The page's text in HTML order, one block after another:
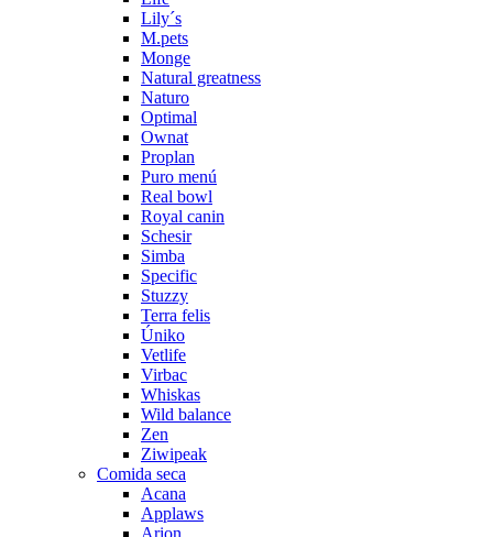
Lily´s
M.pets
Monge
Natural greatness
Naturo
Optimal
Ownat
Proplan
Puro menú
Real bowl
Royal canin
Schesir
Simba
Specific
Stuzzy
Terra felis
Úniko
Vetlife
Virbac
Whiskas
Wild balance
Zen
Ziwipeak
Comida seca
Acana
Applaws
Arion